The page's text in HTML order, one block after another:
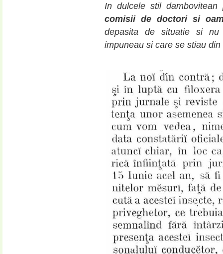
In dulcele stil
comisii de doctori si
depasita de situatie si
impuneau si care se stiau